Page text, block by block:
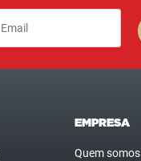
EMPRESA
Quem somos